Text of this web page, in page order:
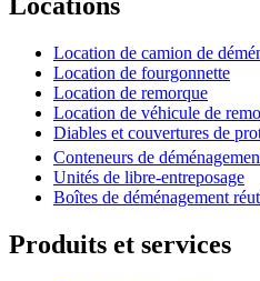
Location de camion de
Location de fourgonnette
Location de remorque
Location de véhicule de
Diables et couvertures de
Conteneurs de
Unités de libre-entreposage
Boîtes de déménagement
Produits et services